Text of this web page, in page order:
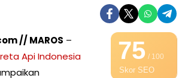
75/ 100
Skor SEO
// MAROS –
Api Indonesia